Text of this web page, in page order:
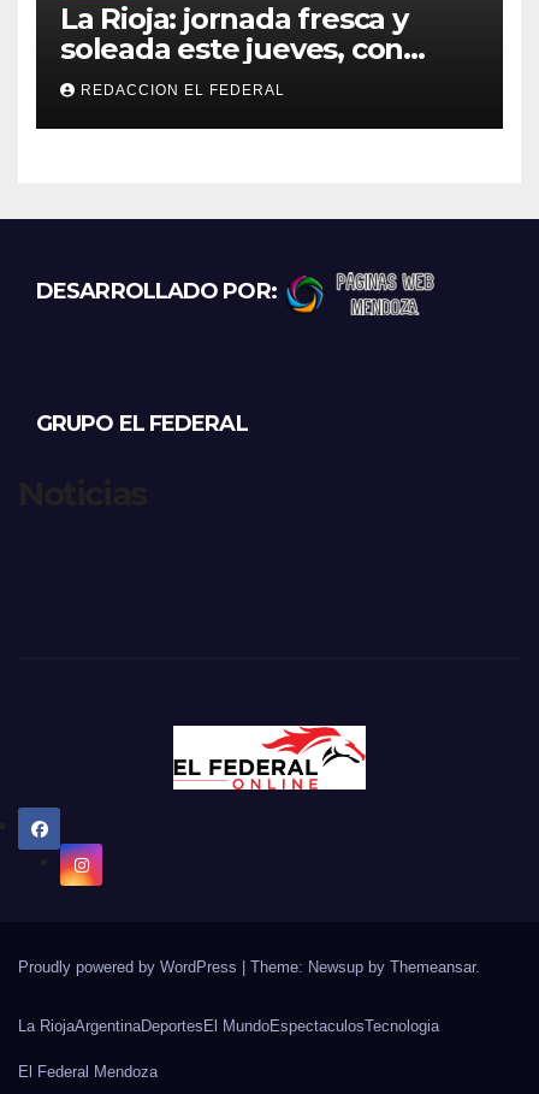
La Rioja: jornada fresca y
soleada este jueves, con
temperaturas estables para
el viernes
REDACCION EL FEDERAL
DESARROLLADO POR:
GRUPO EL FEDERAL
Proudly powered by WordPress Theme: Newsup by Themeansar.
La RiojaArgentinaDeportesEl MundoEspectaculosTecnologia
El Federal Mendoza